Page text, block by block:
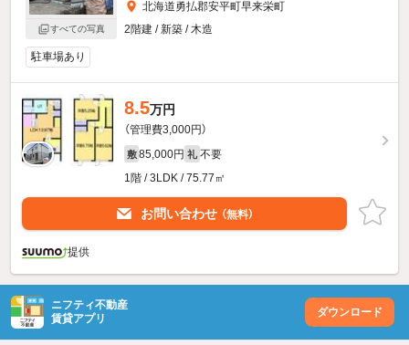
すべての写真
北海道勇払郡安平町早来栄町
2階建 / 新築 / 木造
駐車場あり
8.5万円
（管理費3,000円）
敷 85,000円 礼 不要
1階 / 3LDK / 75.77㎡
お問い合わせ （無料）
提供
ニフティ不動産
賃貸アプリ
ダウンロード